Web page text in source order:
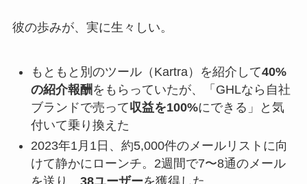
彼の歩みが、実に生々しい。
もともと別のツール（Kartra）を紹介して40%
の紹介報酬 をもらっていたが、「GHLなら自社
ブランドで売って収益を100%にできる」と気
付いて乗り換えた
2023年1月1日、約5,000件のメールリストに向
けて静かにローンチ。2週間で7〜8通のメール